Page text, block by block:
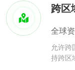
跨区
全球
允许跨
持跨区